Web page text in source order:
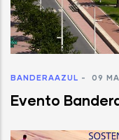
BANDERAAZUL - 09
Evento